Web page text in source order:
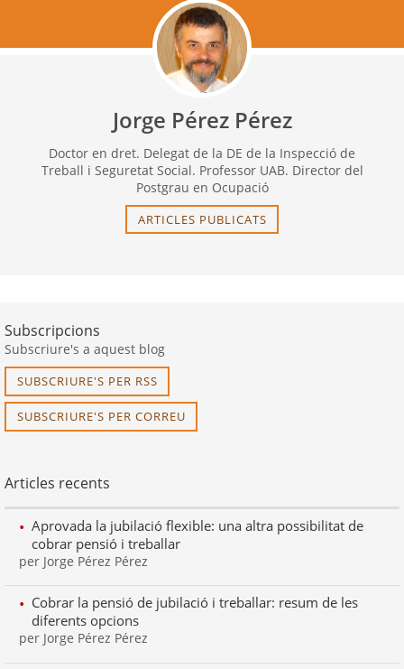
Jorge Pérez Pérez
Doctor en dret. Delegat de la DE de la Inspecció de
Treball i Seguretat Social. Professor UAB. Director del
Postgrau en Ocupació
ARTICLES PUBLICATS
Subscripcions
Subscriure's a aquest blog
SUBSCRIURE'S PER RSS
SUBSCRIURE'S PER CORREU
Articles recents
Aprovada la jubilació flexible: una altra possibilitat de
cobrar pensió i treballar
per Jorge Pérez Pérez
Cobrar la pensió de jubilació i treballar: resum de les
diferents opcions
per Jorge Pérez Pérez